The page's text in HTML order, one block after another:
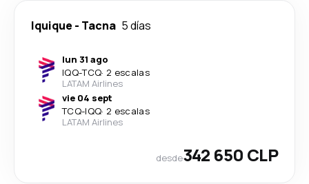
Iquique - Tacna 5 días
lun 31 ago
IQQ-TCQ· 2 escalas
LATAM Airlines
vie 04 sept
TCQ-IQQ· 2 escalas
LATAM Airlines
desde342 650 CLP